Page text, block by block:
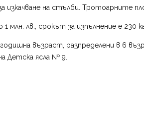
на стълби. Тротоарните
лв., срокът за изпълнение е 230
възраст, разпределени в 6
Детска ясла № 9.